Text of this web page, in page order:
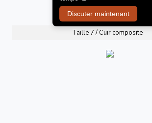
LNB TF500 Excel T7
Taille 7 / Cuir composite
Discuter maintenant